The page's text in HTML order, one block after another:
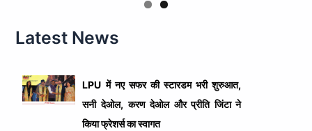
Latest News
LPU में नए सफर की स्टारडम भरी शुरुआत,
सनी देओल, करण देओल और प्रीति जिंटा ने
किया फ्रेशर्स का स्वागत